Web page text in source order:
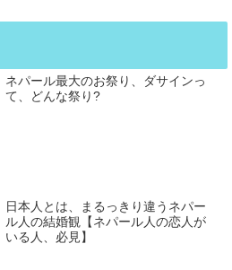
ネパール最大のお祭り、ダサインっ
て、どんな祭り?
日本人とは、まるっきり違うネパー
ル人の結婚観【ネパール人の恋人が
いる人、必見】